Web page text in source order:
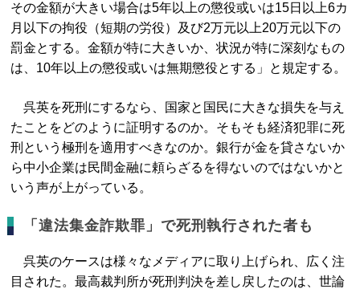
その金額が大きい場合は5年以上の懲役或いは15日以上6カ
月以下の拘役（短期の労役）及び2万元以上20万元以下の
罰金とする。金額が特に大きいか、状況が特に深刻なもの
は、10年以上の懲役或いは無期懲役とする」と規定する。
呉英を死刑にするなら、国家と国民に大きな損失を与え
たことをどのように証明するのか。そもそも経済犯罪に死
刑という極刑を適用すべきなのか。銀行が金を貸さないか
ら中小企業は民間金融に頼らざるを得ないのではないかと
いう声が上がっている。
「違法集金詐欺罪」で死刑執行された者も
呉英のケースは様々なメディアに取り上げられ、広く注
目された。最高裁判所が死刑判決を差し戻したのは、世論